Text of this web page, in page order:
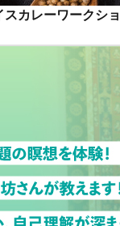
カレーワークシ